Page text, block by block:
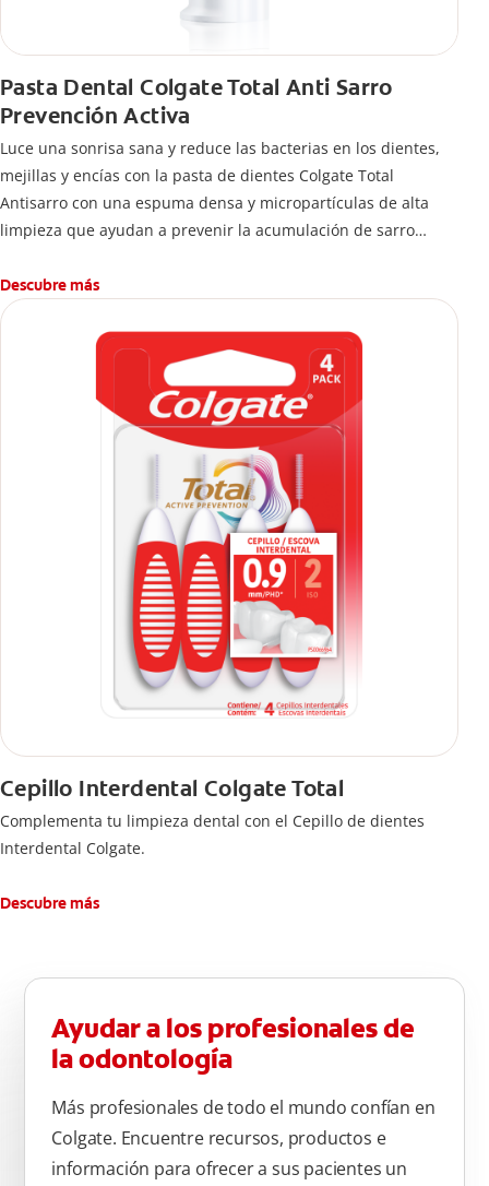
Pasta Dental Colgate Total Anti Sarro
Prevención Activa
Luce una sonrisa sana y reduce las bacterias en los dientes,
mejillas y encías con la pasta de dientes Colgate Total
Antisarro con una espuma densa y micropartículas de alta
limpieza que ayudan a prevenir la acumulación de sarro
Descubre más
Cepillo Interdental Colgate Total
Complementa tu limpieza dental con el Cepillo de dientes
Interdental Colgate.
Descubre más
Ayudar a los profesionales de
la odontología
Más profesionales de todo el mundo confían en
Colgate. Encuentre recursos, productos e
información para ofrecer a sus pacientes un